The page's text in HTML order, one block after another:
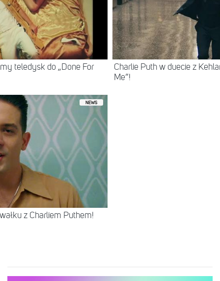
teledysk do „Done For
Charlie Puth w duecie z
Me”!
NEWS
z Charliem Puthem!